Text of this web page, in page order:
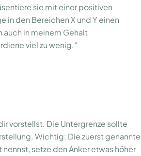
sie mit einer positiven
in den Bereichen X und Y einen
auch in meinem Gehalt
viel zu wenig.“
vorstellst. Die Untergrenze sollte
Wichtig: Die zuerst genannte
nennst, setze den Anker etwas höher